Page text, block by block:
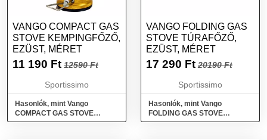
VANGO COMPACT GAS
STOVE KEMPINGFŐZŐ,
EZÜST, MÉRET
11 190 Ft 12590 Ft
Sportissimo
Hasonlók, mint Vango
COMPACT GAS STOVE
Kempingfőző, ezüst, méret
VANGO FOLDING GAS
STOVE TÚRAFŐZŐ,
EZÜST, MÉRET
17 290 Ft 20190 Ft
Sportissimo
Hasonlók, mint Vango
FOLDING GAS STOVE
Túrafőző, ezüst, méret